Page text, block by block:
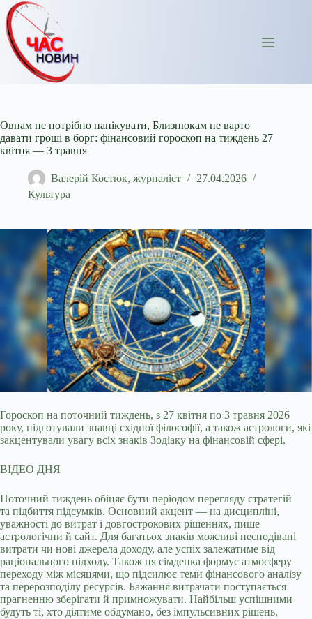
Перейти
до
вмісту
Овнам не потрібно панікувати, Близнюкам не варто
давати гроші в борг: фінансовий гороскоп на тиждень 27
квітня — 3 травня
Валерій Костюк, журналіст
27.04.2026
Культура
Гороскоп на поточний тиждень, з 27 квітня по 3 травня 2026
року, підготували знавці східної філософії, а також астрологи, які
закцентували увагу всіх знаків Зодіаку на фінансовій сфері.
ВІДЕО ДНЯ
Поточний тиждень обіцяє бути періодом перегляду стратегій
та підбиття підсумків. Основний акцент — на дисципліні,
уважності до витрат і довгострокових рішеннях, пише
астрологічни й сайт. Для багатьох знаків можливі несподівані
витрати чи нові джерела доходу, але успіх залежатиме від
раціонального підходу. Також ця сімденка формує атмосферу
переходу між місяцями, що підсилює теми фінансового аналізу
та перерозподілу ресурсів. Бажання витрачати поступається
прагненню зберігати й примножувати. Найбільш успішними
будуть ті, хто діятиме обдумано, без імпульсивних рішень.